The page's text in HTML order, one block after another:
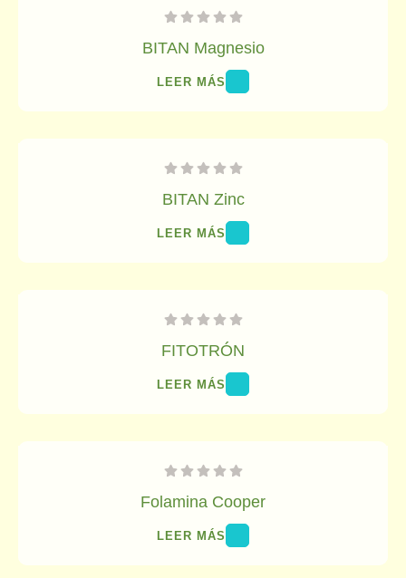
BITAN Magnesio
LEER MÁS
BITAN Zinc
LEER MÁS
FITOTRÓN
LEER MÁS
Folamina Cooper
LEER MÁS